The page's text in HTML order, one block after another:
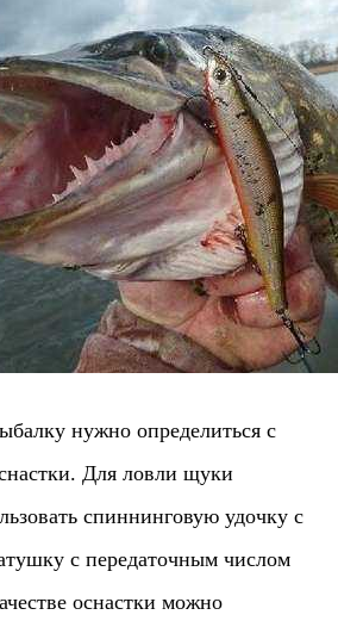
нужно определиться с
Для ловли щуки
спиннинговую удочку с
с передаточным числом
оснастки можно